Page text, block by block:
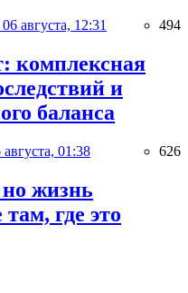
06 августа, 12:31 494
комплексная
и
баланса
августа, 01:38 626
жизнь
где это